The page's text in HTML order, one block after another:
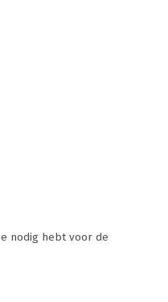
nodig hebt voor de